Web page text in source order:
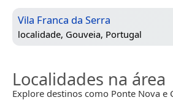
Vila Franca da Serra
localidade, Gouveia, Portugal
Localidades na área
Explore destinos como Ponte Nova e